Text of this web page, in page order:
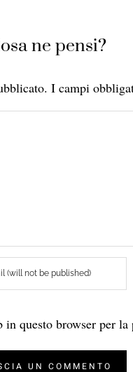
ne pensi?
I campi
questo browser per la